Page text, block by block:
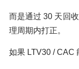
而是通过 30 天回
理周期内打正。
如果 LTV30 / CAC